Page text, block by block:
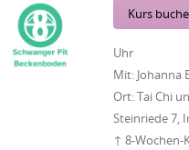
Kurs
Uhr
Mit: Johanna
Ort:Tai Chi
Steinriede 7,
↑ 8-Wochen-